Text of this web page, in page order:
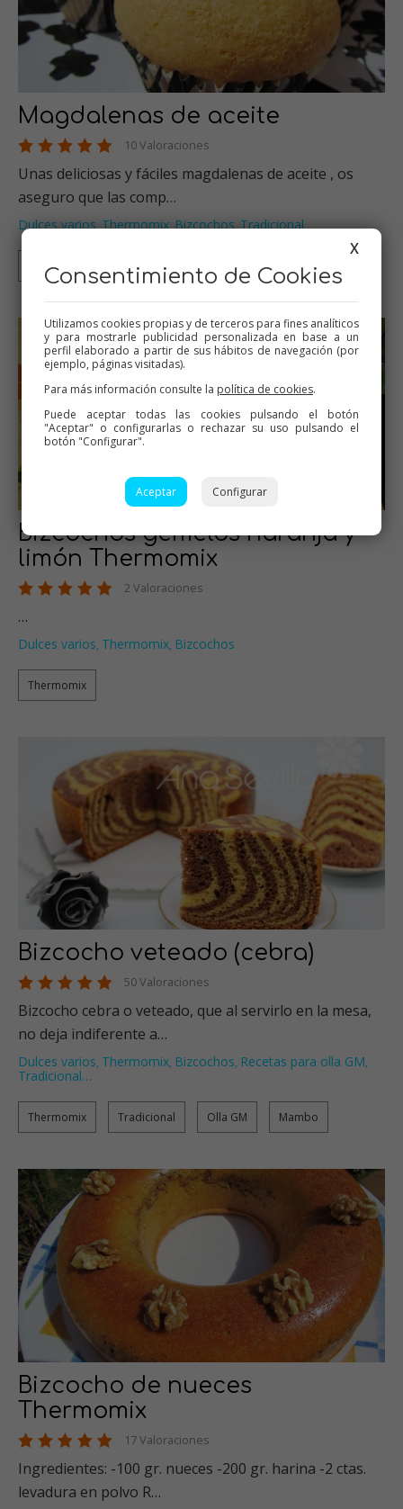
Magdalenas de aceite
10 Valoraciones
Unas deliciosas y fáciles magdalenas de aceite , os
aseguro que las comp…
Dulces varios,Thermomix,Bizcochos,Tradicional
Thermomix Tradicional
Bizcochos gemelos naranja y
limón Thermomix
2 Valoraciones
…
Dulces varios, Thermomix, Bizcochos
Thermomix
Bizcocho veteado (cebra)
50 Valoraciones
Bizcocho cebra o veteado, que al servirlo en la mesa,
no deja indiferente a…
Dulces varios, Thermomix, Bizcochos, Recetas para olla GM,
Tradicional…
Thermomix Tradicional Olla GM Mambo
Bizcocho de nueces
Thermomix
17 Valoraciones
Ingredientes: -100 gr. nueces -200 gr. harina -2 ctas.
levadura en polvo R…
X
Consentimiento de Cookies
Utilizamos cookies propias y de terceros para fines analíticos
y para mostrarle publicidad personalizada en base a un
perfil elaborado a partir de sus hábitos de navegación (por
ejemplo, páginas visitadas).
Para más información consulte la política de cookies.
Puede aceptar todas las cookies pulsando el botón
"Aceptar" o configurarlas o rechazar su uso pulsando el
botón "Configurar".
Aceptar Configurar